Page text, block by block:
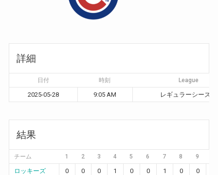
詳細
日付 時刻 League
2025-05-28 9:05 AM レギュラーシーズン
結果
チーム 1 2 3 4 5 6 7 8 9
ロッキーズ 0 0 0 1 0 0 1 0 0